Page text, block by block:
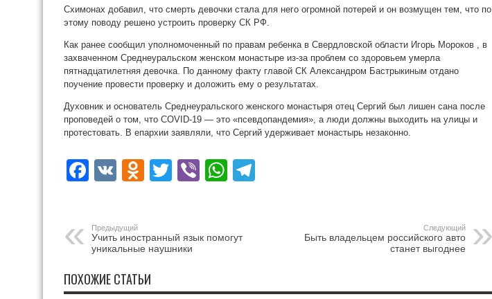
Схимонах добавил, что смерть девочки стала для него огромной потерей и он возмущен тем, что по
этому поводу решено устроить проверку СК РФ.
Как ранее сообщил уполномоченный по правам ребенка в Свердловской области Игорь Мороков , в
захваченном Среднеуральском женском монастыре из-за проблем со здоровьем умерла
пятнадцатилетняя девочка. По данному факту главой СК Александром Бастрыкиным отдано
поучение провести проверку и доложить ему о результатах.
Духовник и основатель Среднеуральского женского монастыря отец Сергий был лишен сана после
проповедей о том, что COVID-19 — это «псевдопандемия», а люди должны выходить на улицы и
протестовать. В епархии заявляли, что Сергий удерживает монастырь незаконно.
Facebook
VK Odnoklassniki
Twitter
ViberWhatsApp
Предыдущий
Учить иностранный язык помогут
уникальные наушники
Следующий
Быть владельцем российского авто
станет выгоднее
ПОХОЖИЕ СТАТЬИ